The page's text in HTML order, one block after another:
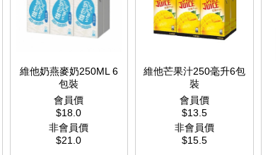
維他奶燕麥奶250ML 6
包裝
會員價
$18.0
非會員價
$21.0
維他芒果汁250毫升6包
裝
會員價
$13.5
非會員價
$15.5